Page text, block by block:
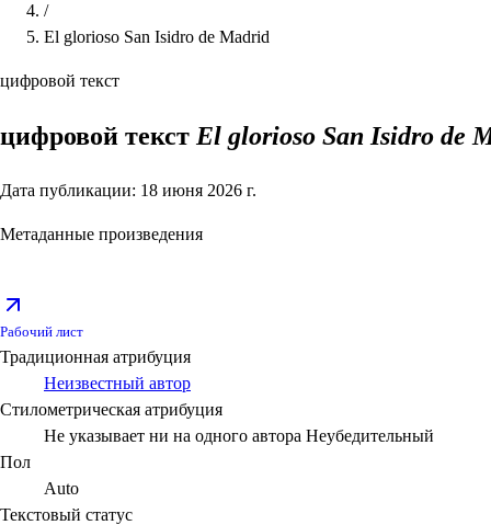
/
El glorioso San Isidro de Madrid
цифровой текст
цифровой текст El glorioso San Isidro de
Дата публикации: 18 июня 2026 г.
Метаданные произведения
Рабочий лист
Традиционная атрибуция
Неизвестный автор
Стилометрическая атрибуция
Не указывает ни на одного автора Неубедительный
Пол
Auto
Текстовый статус